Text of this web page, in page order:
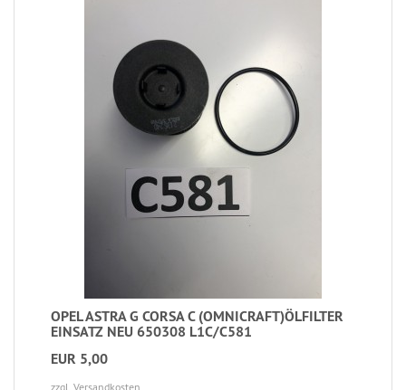
OPEL ASTRA G CORSA C (OMNICRAFT)ÖLFILTER
EINSATZ NEU 650308 L1C/C581
EUR 5,00
zzgl. Versandkosten